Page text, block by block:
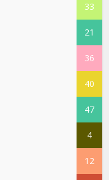
33
21
36
40
47
4
12